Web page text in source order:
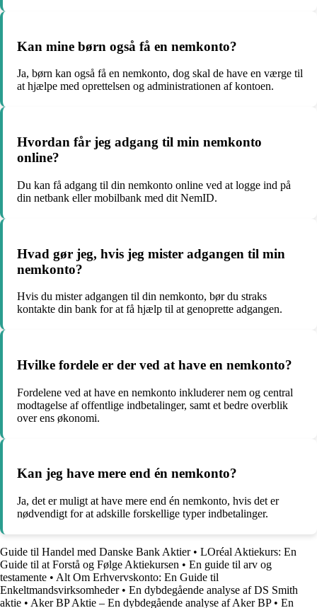
Kan mine børn også få en nemkonto?
Ja, børn kan også få en nemkonto, dog skal de have en værge til
at hjælpe med oprettelsen og administrationen af kontoen.
Hvordan får jeg adgang til min nemkonto
online?
Du kan få adgang til din nemkonto online ved at logge ind på
din netbank eller mobilbank med dit NemID.
Hvad gør jeg, hvis jeg mister adgangen til min
nemkonto?
Hvis du mister adgangen til din nemkonto, bør du straks
kontakte din bank for at få hjælp til at genoprette adgangen.
Hvilke fordele er der ved at have en nemkonto?
Fordelene ved at have en nemkonto inkluderer nem og central
modtagelse af offentlige indbetalinger, samt et bedre overblik
over ens økonomi.
Kan jeg have mere end én nemkonto?
Ja, det er muligt at have mere end én nemkonto, hvis det er
nødvendigt for at adskille forskellige typer indbetalinger.
Guide til Handel med Danske Bank Aktier• LOréal Aktiekurs: En
Guide til at Forstå og Følge Aktiekursen • En guide til arv og
testamente • Alt Om Erhvervskonto: En Guide til
Enkeltmandsvirksomheder• En dybdegående analyse af DS Smith
aktie • Aker BP Aktie – En dybdegående analyse af Aker BP• En